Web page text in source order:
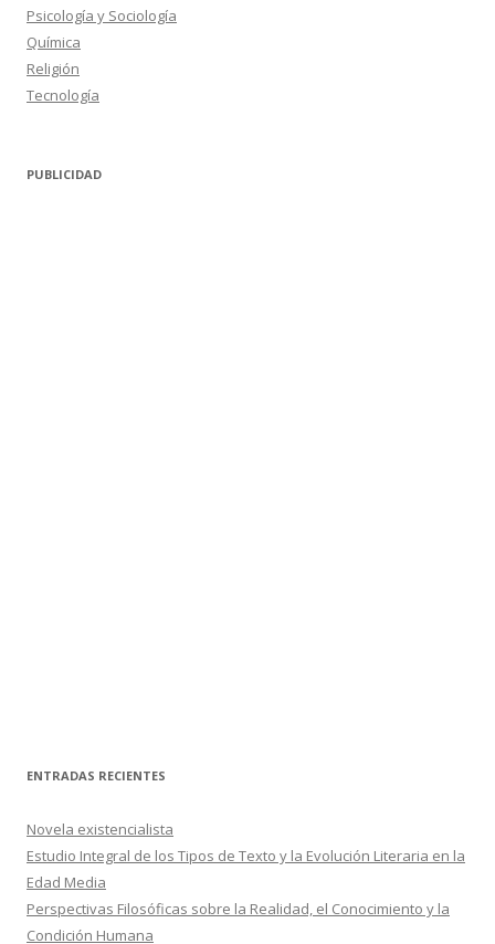
Psicología y Sociología
Química
Religión
Tecnología
PUBLICIDAD
ENTRADAS RECIENTES
Novela existencialista
Estudio Integral de los Tipos de Texto y la Evolución Literaria en la
Edad Media
Perspectivas Filosóficas sobre la Realidad, el Conocimiento y la
Condición Humana